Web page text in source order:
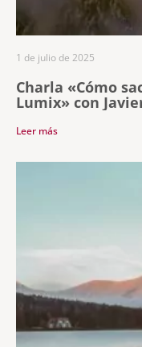
Charla «Cómo
Lumix» con
1 de julio de 2025
Leer más